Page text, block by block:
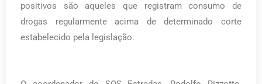
positivos são aqueles que registram consumo de
drogas regularmente acima de determinado corte
estabelecido pela legislação.